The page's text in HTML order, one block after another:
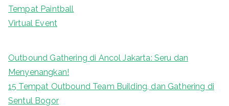
Tempat Paintball
Virtual Event
Outbound Gathering di Ancol Jakarta: Seru dan
Menyenangkan!
15 Tempat Outbound Team Building, dan Gathering di
Sentul Bogor